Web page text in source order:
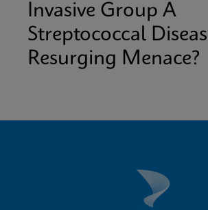
Invasive Group A
Streptococcal
Resurging Menace?